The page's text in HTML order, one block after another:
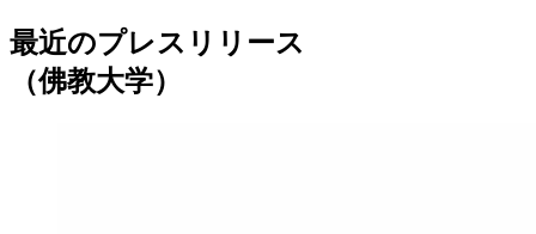
最近のプレスリリース
（佛教大学）